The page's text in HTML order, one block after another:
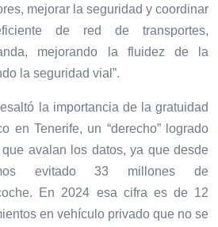
mejorar la seguridad y coordinar
de red de transportes,
mejorando la fluidez de la
la seguridad vial”.
la importancia de la gratuidad
en Tenerife, un “derecho” logrado
avalan los datos, ya que desde
evitado 33 millones de
En 2024 esa cifra es de 12
en vehículo privado que no se